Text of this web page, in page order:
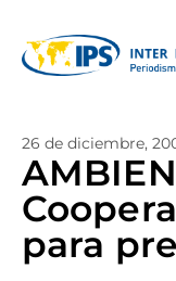
26 de diciembre,
para